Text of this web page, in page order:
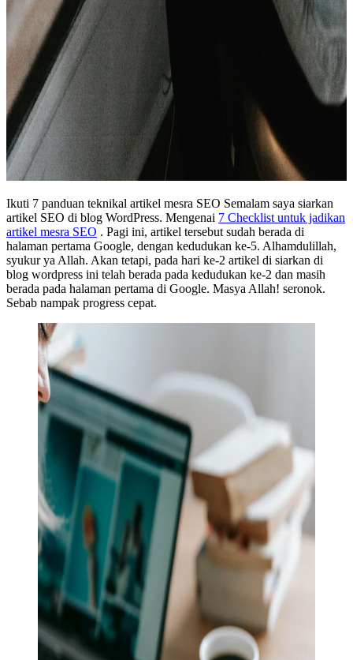
Ikuti 7 panduan teknikal artikel mesra SEO Semalam saya siarkan
artikel SEO di blog WordPress. Mengenai 7 Checklist untuk jadikan
artikel mesra SEO . Pagi ini, artikel tersebut sudah berada di
halaman pertama Google, dengan kedudukan ke-5. Alhamdulillah,
syukur ya Allah. Akan tetapi, pada hari ke-2 artikel di siarkan di
blog wordpress ini telah berada pada kedudukan ke-2 dan masih
berada pada halaman pertama di Google. Masya Allah! seronok.
Sebab nampak progress cepat.